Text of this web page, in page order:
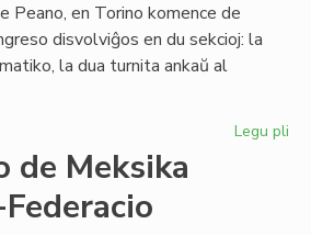
Peano, en Torino komence de
disvolviĝos en du sekcioj: la
la dua turnita ankaŭ al
Legu pli
de Meksika